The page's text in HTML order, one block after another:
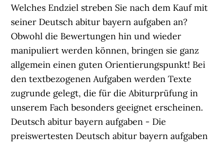
Welches Endziel streben Sie nach dem Kauf mit
seiner Deutsch abitur bayern aufgaben an?
Obwohl die Bewertungen hin und wieder
manipuliert werden können, bringen sie ganz
allgemein einen guten Orientierungspunkt! Bei
den textbezogenen Aufgaben werden Texte
zugrunde gelegt, die für die Abiturprüfung in
unserem Fach besonders geeignet erscheinen.
Deutsch abitur bayern aufgaben - Die
preiswertesten Deutsch abitur bayern aufgaben